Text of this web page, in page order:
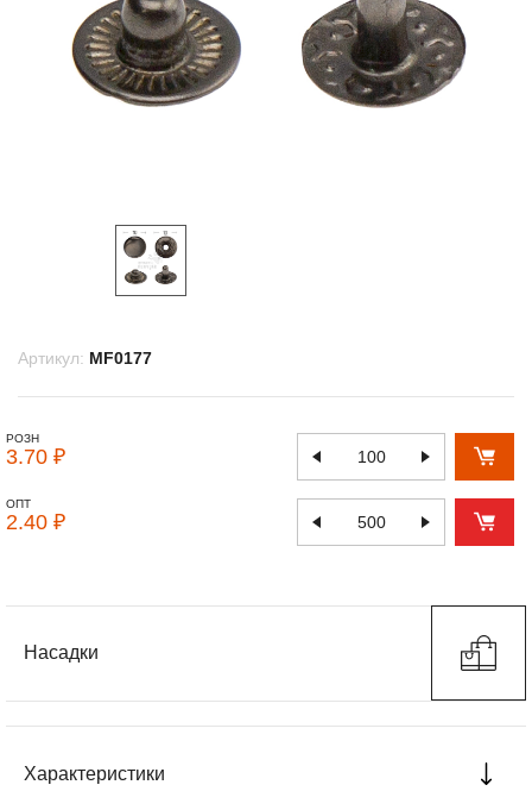
Артикул: MF0177
РОЗН
3.70 ₽
ОПТ
2.40 ₽
Насадки
Характеристики